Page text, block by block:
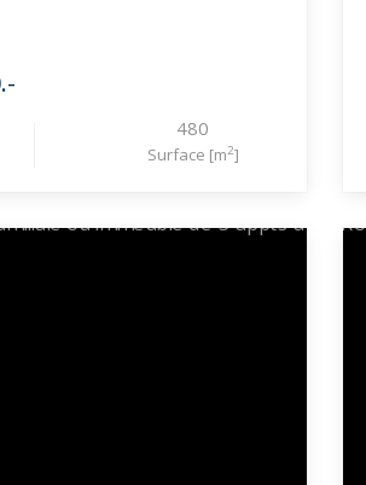
480
Surface [m2]